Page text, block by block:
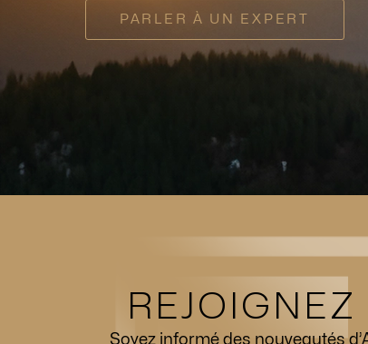
PARLER À UN EXPERT
REJOIGNEZ
Soyez informé des nouveautés